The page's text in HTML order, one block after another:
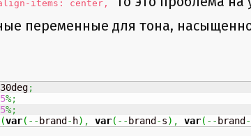
items: center,
переменные для тона,
;
%;
%;
(var( -- brand - h) , var( -- brand -s) , var( -- brand -